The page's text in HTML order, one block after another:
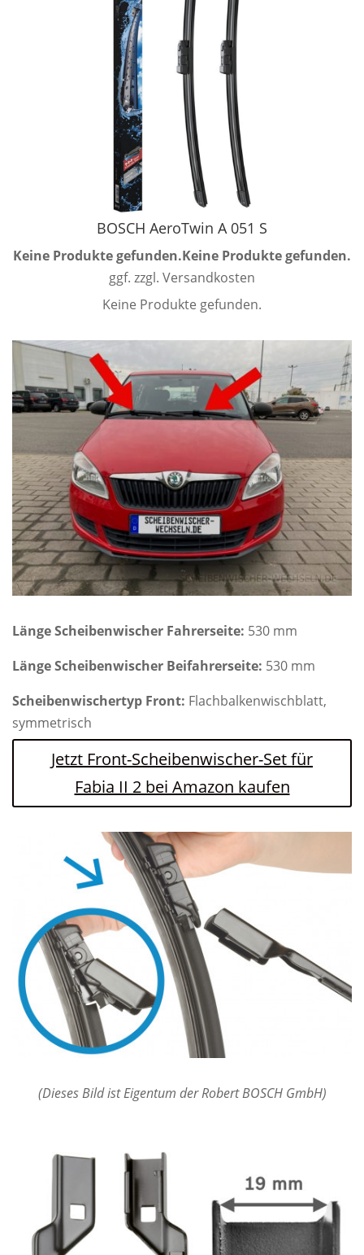
BOSCH AeroTwin A 051 S
Keine Produkte gefunden.Keine Produkte gefunden.
ggf. zzgl. Versandkosten
Keine Produkte gefunden.
Länge Scheibenwischer Fahrerseite: 530 mm
Länge Scheibenwischer Beifahrerseite: 530 mm
Scheibenwischertyp Front: Flachbalkenwischblatt,
symmetrisch
Jetzt Front-Scheibenwischer-Set für
Fabia II 2 bei Amazon kaufen
(Dieses Bild ist Eigentum der Robert BOSCH GmbH)